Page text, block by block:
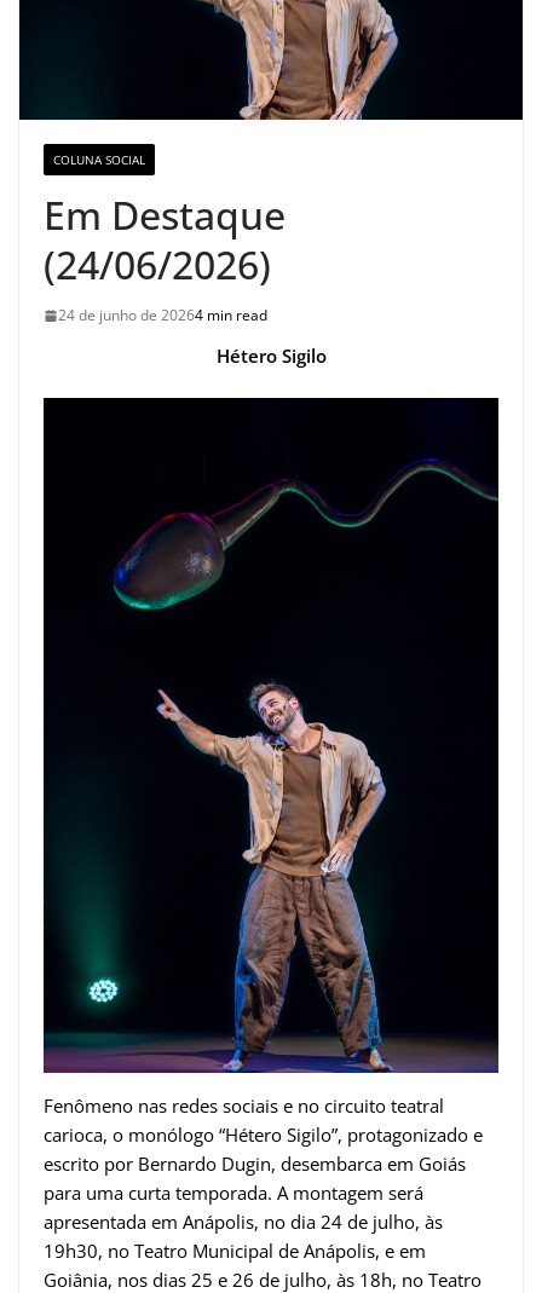
COLUNA SOCIAL
Em Destaque
(24/06/2026)
24 de junho de 20264 min read
Hétero Sigilo
Fenômeno nas redes sociais e no circuito teatral
carioca, o monólogo “Hétero Sigilo”, protagonizado e
escrito por Bernardo Dugin, desembarca em Goiás
para uma curta temporada. A montagem será
apresentada em Anápolis, no dia 24 de julho, às
19h30, no Teatro Municipal de Anápolis, e em
Goiânia, nos dias 25 e 26 de julho, às 18h, no Teatro